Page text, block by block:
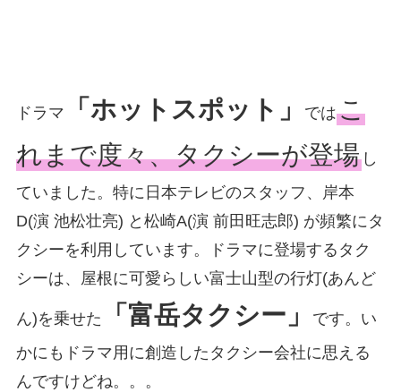
ドラマ 「ホットスポット」 ではこ
れまで度々、タクシーが登場し
ていました。特に日本テレビのスタッフ、岸本
D(演 池松壮亮) と松崎A(演 前田旺志郎) が頻繁にタ
クシーを利用しています。ドラマに登場するタク
シーは、屋根に可愛らしい富士山型の行灯(あんど
ん)を乗せた 「富岳タクシー」
です。い
かにもドラマ用に創造したタクシー会社に思える
んですけどね。。。